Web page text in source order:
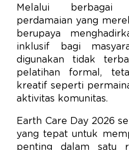
Melalui berbagai
perdamaian yang
berupaya
inklusif bagi
digunakan tidak
pelatihan formal,
kreatif seperti
aktivitas komunitas.
Earth Care Day 2026
yang tepat untuk
penting dalam satu